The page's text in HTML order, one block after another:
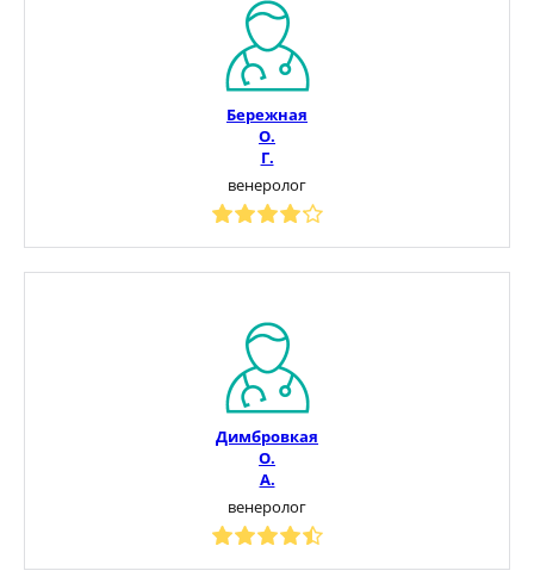
Бережная
О.
Г.
венеролог
Димбровкая
О.
А.
венеролог